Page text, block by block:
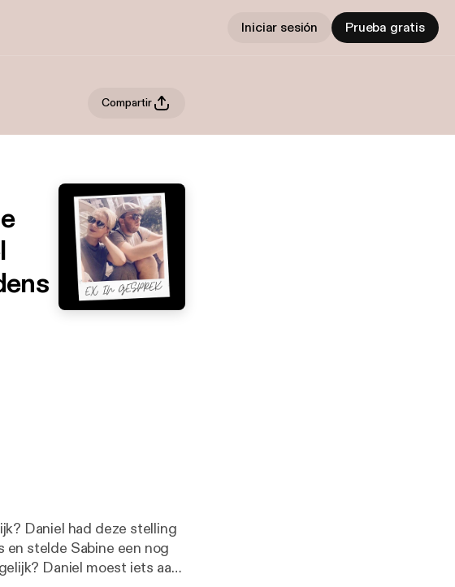
Iniciar sesión Prueba gratis
Compartir
Daniel had deze stelling
en stelde Sabine een nog
Daniel moest iets aan